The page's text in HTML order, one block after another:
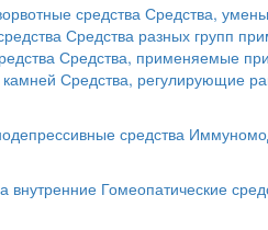
средства Средства,
Средства разных групп
Средства, применяемые
Средства, регулирующие
средства
внутренние Гомеопатические